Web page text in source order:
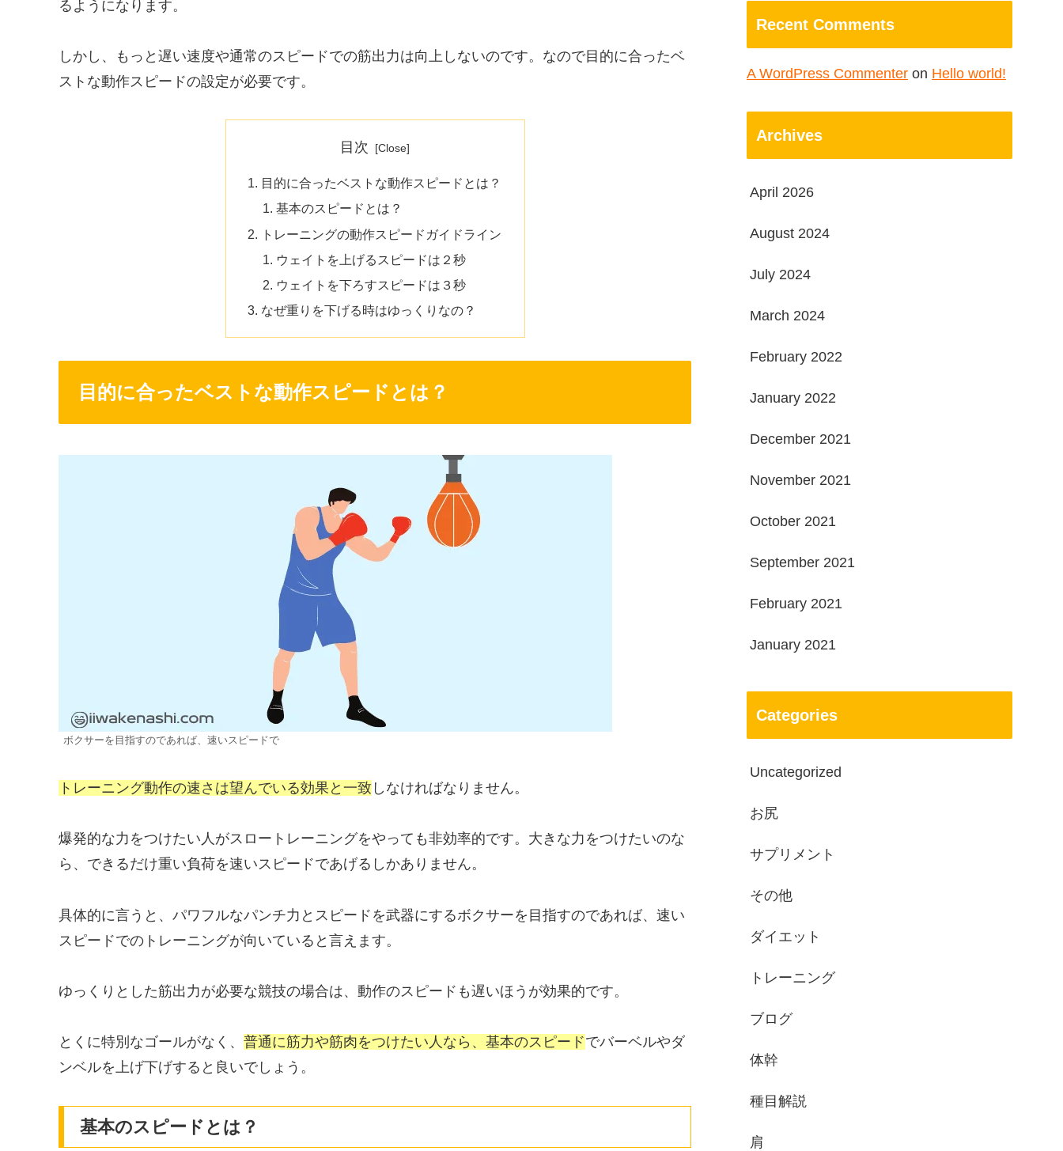
るようになります。
しかし、もっと遅い速度や通常のスピードでの筋出力は向上しないのです。なので目的に合ったベ
ストな動作スピードの設定が必要です。
目次
目的に合ったベストな動作スピードとは？
基本のスピードとは？
トレーニングの動作スピードガイドライン
ウェイトを上げるスピードは２秒
ウェイトを下ろすスピードは３秒
なぜ重りを下げる時はゆっくりなの？
目的に合ったベストな動作スピードとは？
ボクサーを目指すのであれば、速いスピードで
トレーニング動作の速さは望んでいる効果と一致 しなければなりません。
爆発的な力をつけたい人がスロートレーニングをやっても非効率的です。大きな力をつけたいのな
ら、できるだけ重い負荷を速いスピードであげるしかありません。
具体的に言うと、パワフルなパンチ力とスピードを武器にするボクサーを目指すのであれば、速い
スピードでのトレーニングが向いていると言えます。
ゆっくりとした筋出力が必要な競技の場合は、動作のスピードも遅いほうが効果的です。
とくに特別なゴールがなく、 普通に筋力や筋肉をつけたい人なら、基本のスピードでバーベルやダ
ンベルを上げ下げすると良いでしょう。
基本のスピードとは？
Recent Comments
A WordPress Commenter on Hello world!
Archives
April 2026
August 2024
July 2024
March 2024
February 2022
January 2022
December 2021
November 2021
October 2021
September 2021
February 2021
January 2021
Categories
Uncategorized
お尻
サプリメント
その他
ダイエット
トレーニング
ブログ
体幹
種目解説
肩